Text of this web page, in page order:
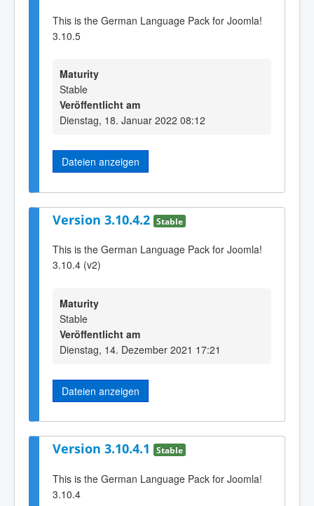
This is the German Language Pack for Joomla!
3.10.5
Maturity
Stable
Veröffentlicht am
Dienstag, 18. Januar 2022 08:12
Dateien anzeigen
Version 3.10.4.2 Stable
This is the German Language Pack for Joomla!
3.10.4 (v2)
Maturity
Stable
Veröffentlicht am
Dienstag, 14. Dezember 2021 17:21
Dateien anzeigen
Version 3.10.4.1 Stable
This is the German Language Pack for Joomla!
3.10.4